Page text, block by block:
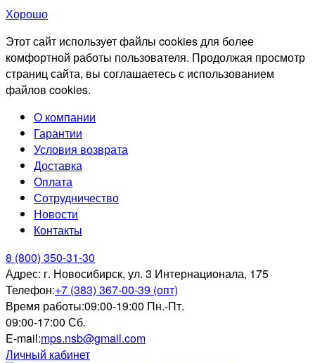
Хорошо
Этот сайт использует файлы cookies для более
комфортной работы пользователя. Продолжая просмотр
страниц сайта, вы соглашаетесь с использованием
файлов cookies.
О компании
Гарантии
Условия возврата
Доставка
Оплата
Сотрудничество
Новости
Контакты
8 (800) 350-31-30
Адрес: г. Новосибирск, ул. 3 Интернационала, 175
Телефон:+7 (383) 367-00-39 (опт)
Время работы:09:00-19:00 Пн.-Пт.
09:00-17:00 Сб.
E-mail:mps.nsb@gmail.com
Личный кабинет